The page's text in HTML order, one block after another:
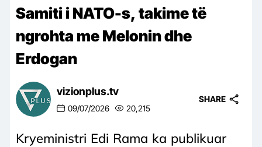
Samiti i NATO-s, takime të
ngrohta me Melonin dhe
Erdogan
vizionplus.tv
09/07/2026 20,215
SHARE
Kryeministri Edi Rama ka publikuar